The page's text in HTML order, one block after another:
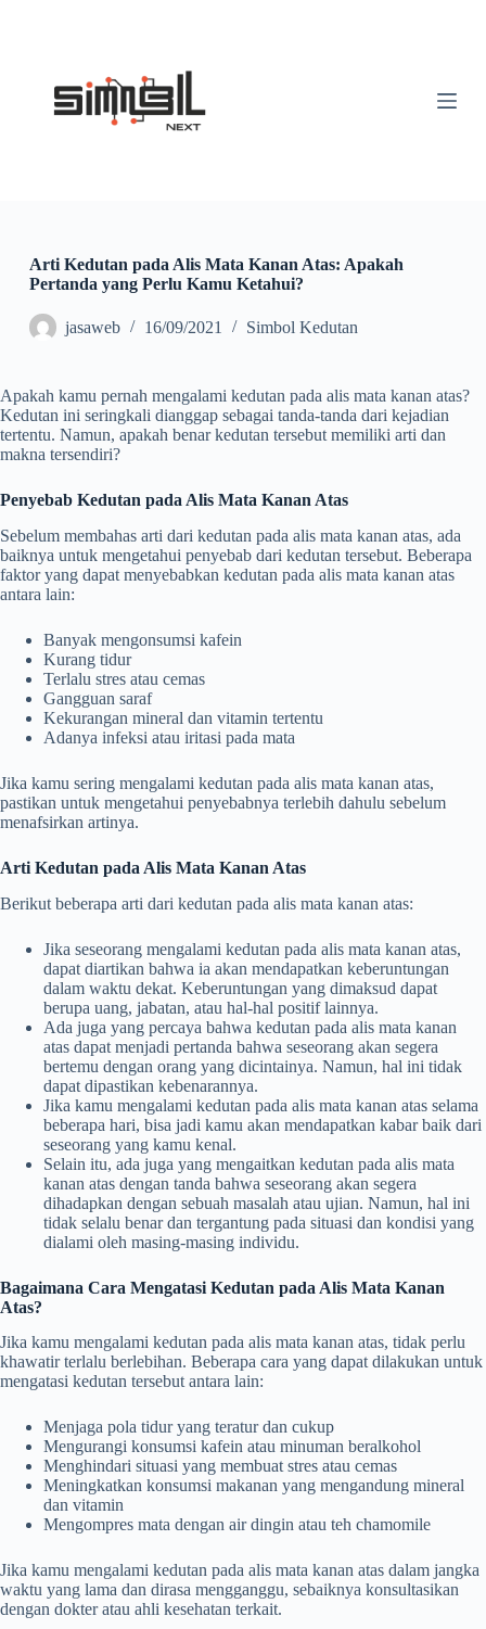
Arti Kedutan pada Alis Mata Kanan Atas: Apakah
Pertanda yang Perlu Kamu Ketahui?
jasaweb 16/09/2021 Simbol Kedutan
Apakah kamu pernah mengalami kedutan pada alis mata kanan atas?
Kedutan ini seringkali dianggap sebagai tanda-tanda dari kejadian
tertentu. Namun, apakah benar kedutan tersebut memiliki arti dan
makna tersendiri?
Penyebab Kedutan pada Alis Mata Kanan Atas
Sebelum membahas arti dari kedutan pada alis mata kanan atas, ada
baiknya untuk mengetahui penyebab dari kedutan tersebut. Beberapa
faktor yang dapat menyebabkan kedutan pada alis mata kanan atas
antara lain:
Banyak mengonsumsi kafein
Kurang tidur
Terlalu stres atau cemas
Gangguan saraf
Kekurangan mineral dan vitamin tertentu
Adanya infeksi atau iritasi pada mata
Jika kamu sering mengalami kedutan pada alis mata kanan atas,
pastikan untuk mengetahui penyebabnya terlebih dahulu sebelum
menafsirkan artinya.
Arti Kedutan pada Alis Mata Kanan Atas
Berikut beberapa arti dari kedutan pada alis mata kanan atas:
Jika seseorang mengalami kedutan pada alis mata kanan atas,
dapat diartikan bahwa ia akan mendapatkan keberuntungan
dalam waktu dekat. Keberuntungan yang dimaksud dapat
berupa uang, jabatan, atau hal-hal positif lainnya.
Ada juga yang percaya bahwa kedutan pada alis mata kanan
atas dapat menjadi pertanda bahwa seseorang akan segera
bertemu dengan orang yang dicintainya. Namun, hal ini tidak
dapat dipastikan kebenarannya.
Jika kamu mengalami kedutan pada alis mata kanan atas selama
beberapa hari, bisa jadi kamu akan mendapatkan kabar baik dari
seseorang yang kamu kenal.
Selain itu, ada juga yang mengaitkan kedutan pada alis mata
kanan atas dengan tanda bahwa seseorang akan segera
dihadapkan dengan sebuah masalah atau ujian. Namun, hal ini
tidak selalu benar dan tergantung pada situasi dan kondisi yang
dialami oleh masing-masing individu.
Bagaimana Cara Mengatasi Kedutan pada Alis Mata Kanan
Atas?
Jika kamu mengalami kedutan pada alis mata kanan atas, tidak perlu
khawatir terlalu berlebihan. Beberapa cara yang dapat dilakukan untuk
mengatasi kedutan tersebut antara lain:
Menjaga pola tidur yang teratur dan cukup
Mengurangi konsumsi kafein atau minuman beralkohol
Menghindari situasi yang membuat stres atau cemas
Meningkatkan konsumsi makanan yang mengandung mineral
dan vitamin
Mengompres mata dengan air dingin atau teh chamomile
Jika kamu mengalami kedutan pada alis mata kanan atas dalam jangka
waktu yang lama dan dirasa mengganggu, sebaiknya konsultasikan
dengan dokter atau ahli kesehatan terkait.